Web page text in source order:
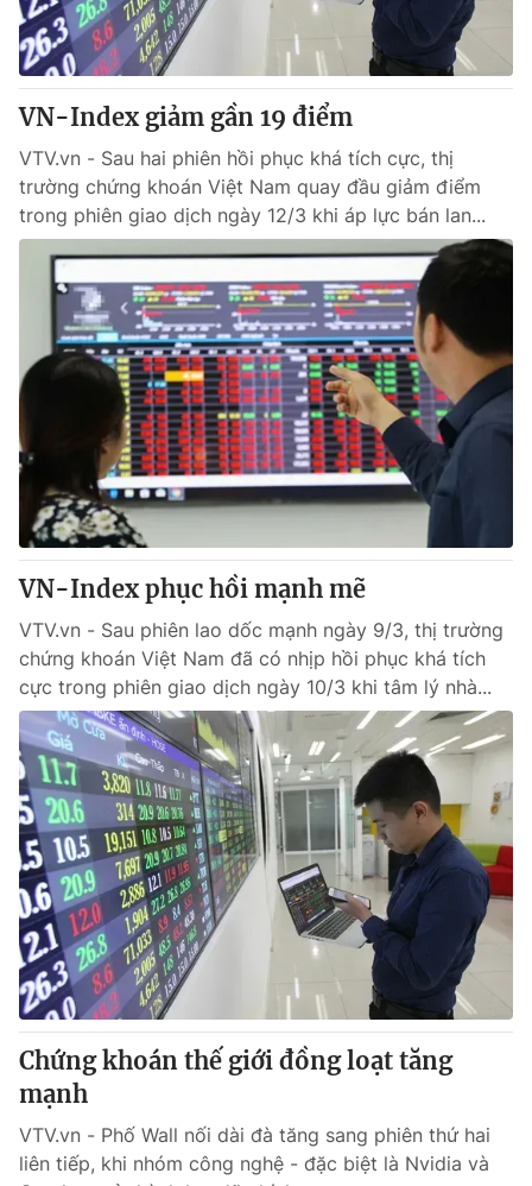
VN-Index giảm gần 19 điểm
VTV.vn - Sau hai phiên hồi phục khá tích cực, thị
trường chứng khoán Việt Nam quay đầu giảm điểm
trong phiên giao dịch ngày 12/3 khi áp lực bán lan...
VN-Index phục hồi mạnh mẽ
VTV.vn - Sau phiên lao dốc mạnh ngày 9/3, thị trường
chứng khoán Việt Nam đã có nhịp hồi phục khá tích
cực trong phiên giao dịch ngày 10/3 khi tâm lý nhà...
Chứng khoán thế giới đồng loạt tăng
mạnh
VTV.vn - Phố Wall nối dài đà tăng sang phiên thứ hai
liên tiếp, khi nhóm công nghệ - đặc biệt là Nvidia và